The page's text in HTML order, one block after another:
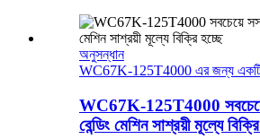
অনুসন্ধান
WC67K-125T4000 এর জন্য একটি
WC67K-125T4000
বেন্ডিং মেশিন সাশ্রয়ী মূল্যে